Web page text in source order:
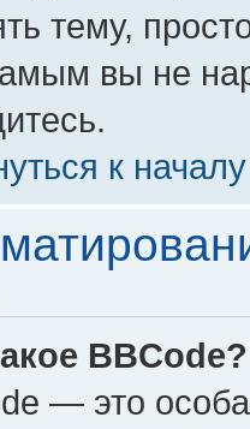
тему,
вы не
к началу
BBCode?
— это